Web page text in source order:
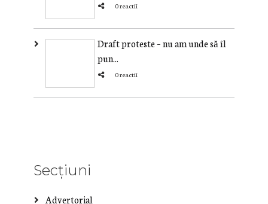
0 reactii
Draft proteste – nu am unde să îl
pun...
0 reactii
Secțiuni
Advertorial